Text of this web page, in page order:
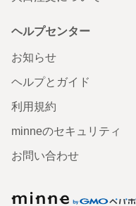
ヘルプセンター
お知らせ
ヘルプとガイド
利用規約
minneのセキュリティ
お問い合わせ